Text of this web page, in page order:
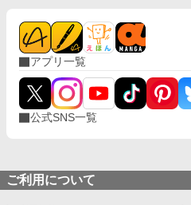
アプリ一覧
公式SNS一覧
ご利用について